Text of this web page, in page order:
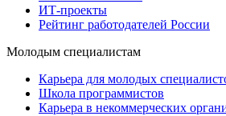
ИТ-проекты
Рейтинг работодателей России
Молодым специалистам
Карьера для молодых
Школа программистов
Карьера в некоммерческих